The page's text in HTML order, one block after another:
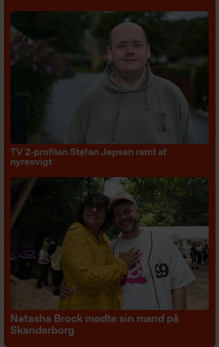
TV 2-profilen Stefan Jepsen ramt af
nyresvigt
Natasha Brock mødte sin mand på
Skanderborg